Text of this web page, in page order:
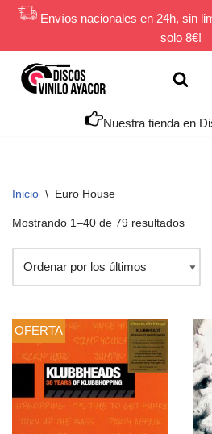
contenido
Envíos nacionales en 24h, sin
solo 8€!
Nuestra tienda en
Inicio \ Euro House
Mostrando 1–40 de 79 resultados
OFERTA